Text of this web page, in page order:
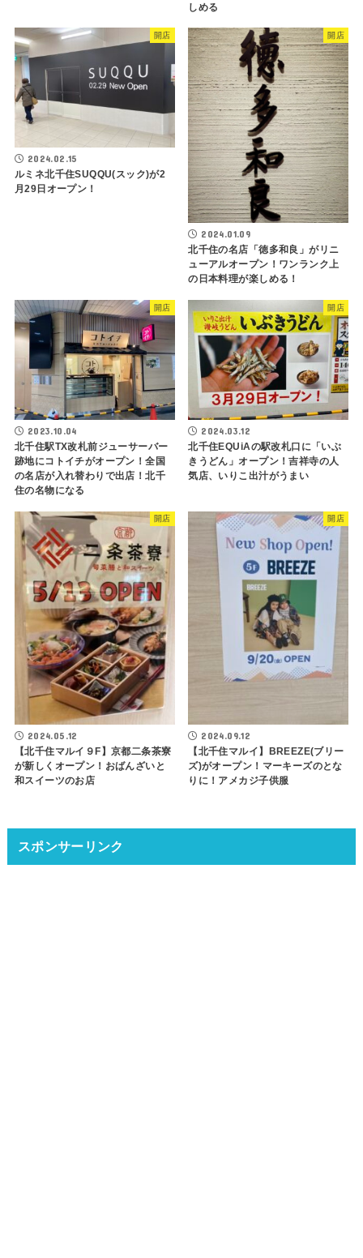
しめる
開店
2024.02.15
ルミネ北千住SUQQU(スック)が2
月29日オープン！
開店
2024.01.09
北千住の名店「徳多和良」がリニ
ューアルオープン！ワンランク上
の日本料理が楽しめる！
開店
2023.10.04
北千住駅TX改札前ジューサーバー
跡地にコトイチがオープン！全国
の名店が入れ替わりで出店！北千
住の名物になる
開店
2024.03.12
北千住EQUiAの駅改札口に「いぶ
きうどん」オープン！吉祥寺の人
気店、いりこ出汁がうまい
開店
2024.05.12
【北千住マルイ９F】京都二条茶寮
が新しくオープン！おばんざいと
和スイーツのお店
開店
2024.09.12
【北千住マルイ】BREEZE(ブリー
ズ)がオープン！マーキーズのとな
りに！アメカジ子供服
スポンサーリンク